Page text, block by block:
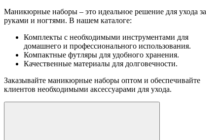
Маникюрные наборы – это идеальное решение для ухода за
руками и ногтями. В нашем каталоге:
Комплекты с необходимыми инструментами для
домашнего и профессионального использования.
Компактные футляры для удобного хранения.
Качественные материалы для долговечности.
Заказывайте маникюрные наборы оптом и обеспечивайте
клиентов необходимыми аксессуарами для ухода.